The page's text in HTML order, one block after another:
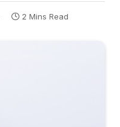
2 Mins Read